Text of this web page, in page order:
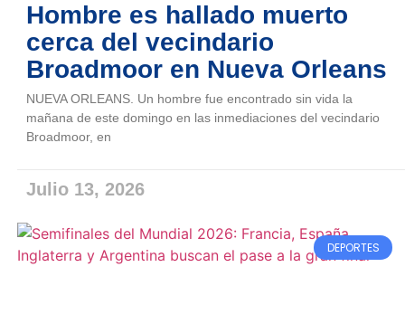
Hombre es hallado muerto
cerca del vecindario
Broadmoor en Nueva Orleans
NUEVA ORLEANS. Un hombre fue encontrado sin vida la
mañana de este domingo en las inmediaciones del vecindario
Broadmoor, en
Julio 13, 2026
DEPORTES